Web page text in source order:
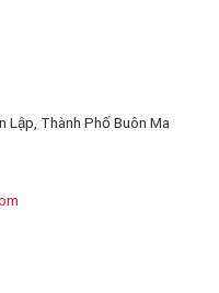
Thành Phố Buôn Ma